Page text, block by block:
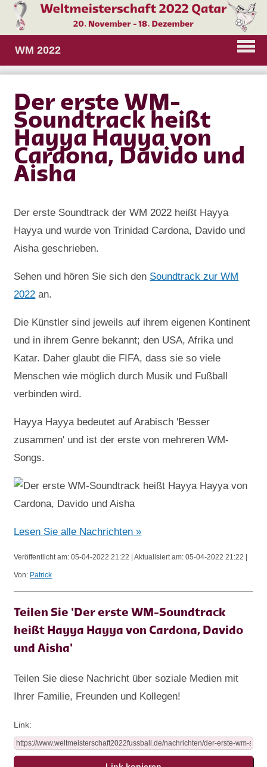
WM 2022
Der erste WM-
Soundtrack heißt
Hayya Hayya von
Cardona, Davido und
Aisha
Der erste Soundtrack der WM 2022 heißt Hayya
Hayya und wurde von Trinidad Cardona, Davido und
Aisha geschrieben.
Sehen und hören Sie sich den Soundtrack zur WM
2022 an.
Die Künstler sind jeweils auf ihrem eigenen Kontinent
und in ihrem Genre bekannt; den USA, Afrika und
Katar. Daher glaubt die FIFA, dass sie so viele
Menschen wie möglich durch Musik und Fußball
verbinden wird.
Hayya Hayya bedeutet auf Arabisch 'Besser
zusammen' und ist der erste von mehreren WM-
Songs.
Lesen Sie alle Nachrichten »
Veröffentlicht am: 05-04-2022 21:22 | Aktualisiert am: 05-04-2022 21:22 |
Von: Patrick
Teilen Sie 'Der erste WM-Soundtrack
heißt Hayya Hayya von Cardona, Davido
und Aisha'
Teilen Sie diese Nachricht über soziale Medien mit
Ihrer Familie, Freunden und Kollegen!
Link: